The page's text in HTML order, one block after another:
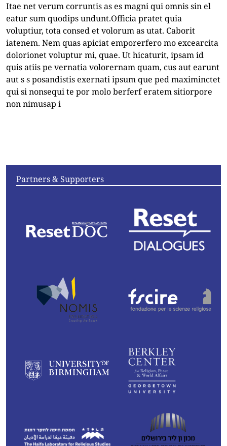
Itae net verum corruntis as es magni qui omnis sin el
eatur sum quodips undunt.Officia pratet quia
voluptiur, tota consed et volorum as utat. Caborit
iatenem. Nem quas apiciat emporerfero mo excearcita
dolorionet voluptur mi, quae. Ut hicaturit, ipsam id
quis atiis pe vernatia volorernam quam, cus aut earunt
aut s s posandistis exernati ipsum que ped maximinctet
qui si nonsequi te por molo berferf eratem sitiorpore
non nimusap i
Partners & Supporters